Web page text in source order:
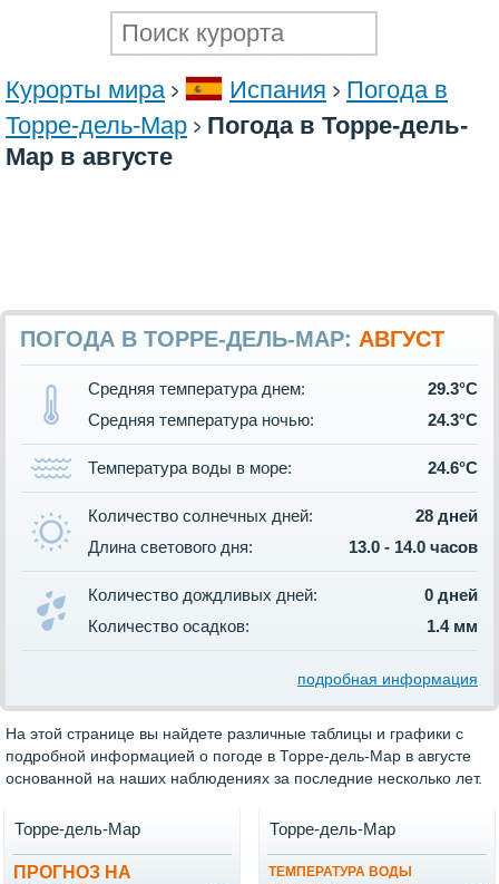
Курорты мира Испания
Погода в
Торре-дель-Мар
Погода в Торре-дель-
Мар в августе
ПОГОДА В ТОРРЕ-ДЕЛЬ-МАР: АВГУСТ
Средняя температура днем:
29.3°C
Средняя температура ночью:
24.3°C
Температура воды в море: 24.6°C
Количество солнечных дней:
28 дней
Длина светового дня:
13.0 - 14.0 часов
Количество дождливых дней:
0 дней
Количество осадков:
1.4 мм
подробная информация
На этой странице вы найдете различные таблицы и графики с
подробной информацией о погоде в Торре-дель-Мар в августе
основанной на наших наблюдениях за последние несколько лет.
ПРОГНОЗ НА
Торре-дель-Мар
ТЕМПЕРАТУРА ВОДЫ
Торре-дель-Мар